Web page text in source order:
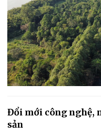
Đổi mới công nghệ,
sản